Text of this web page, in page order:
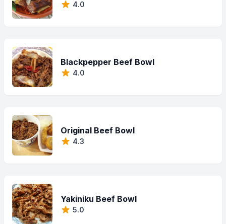
4.0
Blackpepper Beef Bowl
4.0
Original Beef Bowl
4.3
Yakiniku Beef Bowl
5.0